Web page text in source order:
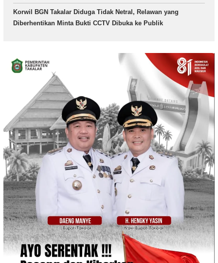
Korwil BGN Takalar Diduga Tidak Netral, Relawan yang
Diberhentikan Minta Bukti CCTV Dibuka ke Publik